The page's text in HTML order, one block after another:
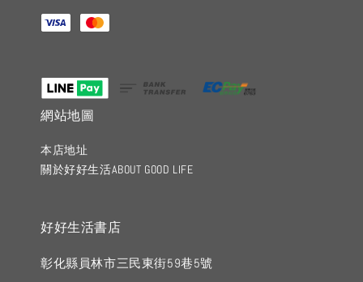
網站地圖
本店地址
關於好好生活ABOUT GOOD LIFE
好好生活書店
彰化縣員林市三民東街59巷5號